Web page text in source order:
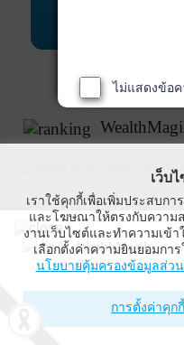
Top Returns
WealthMagik
Wealth
เปิดด้วย
ไม่แสดงข้อ
เว็บ
เราใช้คุกกี้เพื่อเพิ่มประสบก
และโฆษณาให้ตรงกับความส
งานเว็บไซต์และทำความเข้
เลือกตั้งค่าความยินยอมกา
นโยบายคุ้มครองข้อมูลส่ว
การตั้งค่าคุกกี้